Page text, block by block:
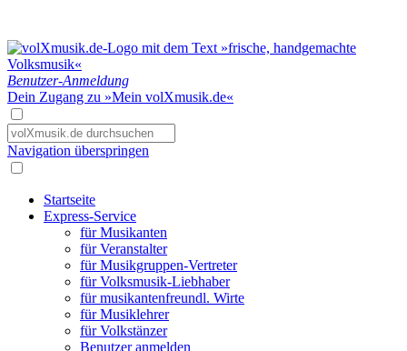
Benutzer-Anmeldung
Dein Zugang zu »Mein volXmusik.de«
Navigation überspringen
Startseite
Express-Service
für Musikanten
für Veranstalter
für Musikgruppen-Vertreter
für Volksmusik-Liebhaber
für musikantenfreundl. Wirte
für Musiklehrer
für Volkstänzer
Benutzer anmelden